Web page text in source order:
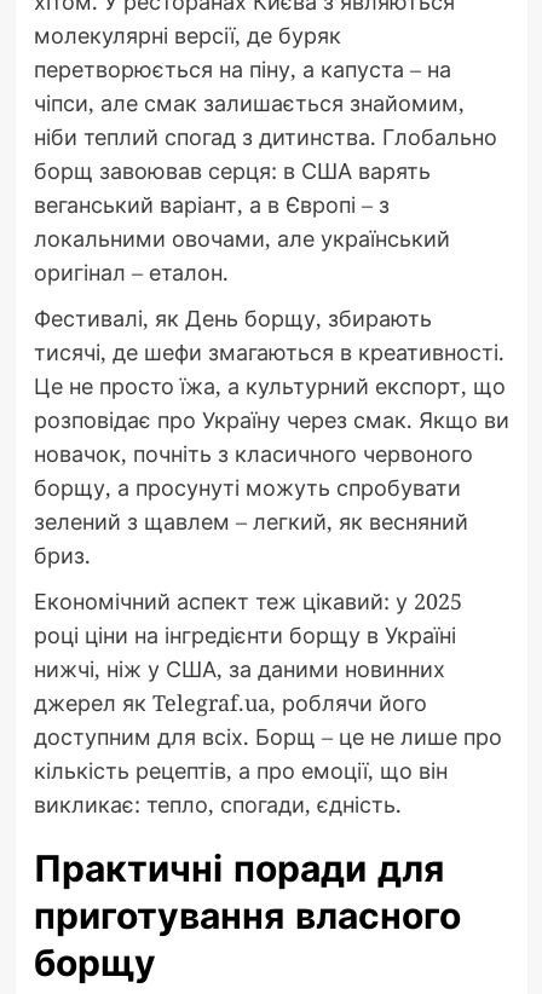
молекулярні версії, де буряк
перетворюється на піну, а капуста – на
чіпси, але смак залишається знайомим,
ніби теплий спогад з дитинства. Глобально
борщ завоював серця: в США варять
веганський варіант, а в Європі – з
локальними овочами, але український
оригінал – еталон.
Фестивалі, як День борщу, збирають
тисячі, де шефи змагаються в креативності.
Це не просто їжа, а культурний експорт, що
розповідає про Україну через смак. Якщо ви
новачок, почніть з класичного червоного
борщу, а просунуті можуть спробувати
зелений з щавлем – легкий, як весняний
бриз.
Економічний аспект теж цікавий: у 2025
році ціни на інгредієнти борщу в Україні
нижчі, ніж у США, за даними новинних
джерел як Telegraf.ua, роблячи його
доступним для всіх. Борщ – це не лише про
кількість рецептів, а про емоції, що він
викликає: тепло, спогади, єдність.
Практичні поради для
приготування власного
борщу